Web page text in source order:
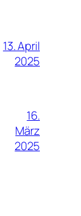
13. April
2025
16.
März
2025